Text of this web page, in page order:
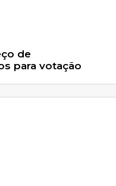
de
para votação